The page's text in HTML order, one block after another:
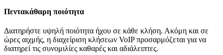
Πεντακάθαρη ποιότητα
Διατηρήστε υψηλή ποιότητα ήχου σε κάθε κλήση. Ακόμη και σε
ώρες αιχμής, η διαχείριση κλήσεων VoIP προσαρμόζεται για να
διατηρεί τις συνομιλίες καθαρές και αδιάλειπτες.